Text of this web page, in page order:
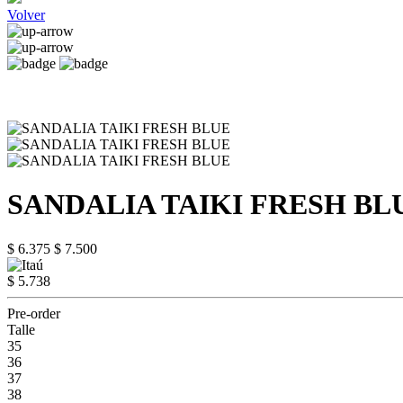
Volver
SANDALIA TAIKI FRESH
$ 6.375 $ 7.500
$ 5.738
Pre-order
Talle
35
36
37
38